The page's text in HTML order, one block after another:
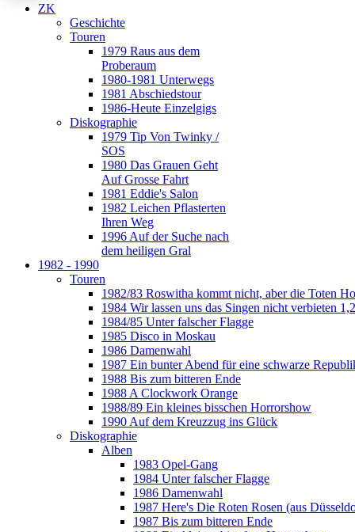
ZK
Geschichte
Touren
1979 Raus aus dem
Proberaum
1980-1981 Unterwegs
1981 Abschiedstour
1986-Heute Einzelgigs
Diskographie
1979 Tip Von Twinky /
SOS
1980 Das Grauen Geht
Auf Grosse Fahrt
1981 Eddie's Salon
1982 Leichen Pflasterten
Ihren Weg
1996 Auf der Suche nach
dem heiligen Gral
1982 - 1990
Touren
1982/83 Roswitha kommt nicht, aber die Toten
1984 Wir lassen uns das Singen nicht verbieten
1984/85 Unter falscher Flagge
1985 Disco in Moskau
1986 Damenwahl
1987 Ein bunter Abend für eine schwarze
1988 Bis zum bitteren Ende
1988 A Clockwork Orange
1988/89 Ein kleines bisschen Horrorshow
1990 Auf dem Kreuzzug ins Glück
Diskographie
Alben
1983 Opel-Gang
1984 Unter falscher Flagge
1986 Damenwahl
1987 Here's Die Roten Rosen (aus
1987 Bis zum bitteren Ende